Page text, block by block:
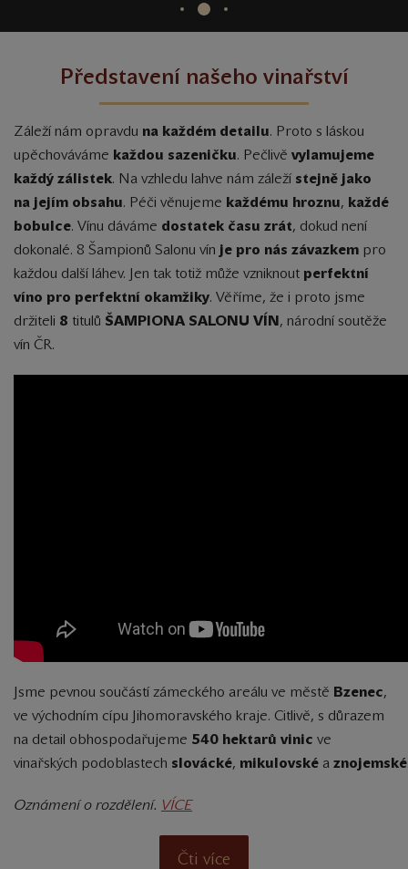
Představení našeho vinařství
Záleží nám opravdu na každém detailu. Proto s láskou
upěchováváme každou sazeničku. Pečlivě vylamujeme
každý zálistek. Na vzhledu lahve nám záleží stejně jako
na jejím obsahu. Péči věnujeme každému hroznu, každé
bobulce. Vínu dáváme dostatek času zrát, dokud není
dokonalé. 8 Šampionů Salonu vín je pro nás závazkem pro
každou další láhev. Jen tak totiž může vzniknout perfektní
víno pro perfektní okamžiky. Věříme, že i proto jsme
držiteli 8 titulů ŠAMPIONA SALONU VÍN, národní soutěže
vín ČR.
Jsme pevnou součástí zámeckého areálu ve městě Bzenec,
ve východním cípu Jihomoravského kraje. Citlivě, s důrazem
na detail obhospodařujeme 540 hektarů vinic ve
vinařských podoblastech slovácké, mikulovské a znojemské
Oznámení o rozdělení. VÍCE
Čti více